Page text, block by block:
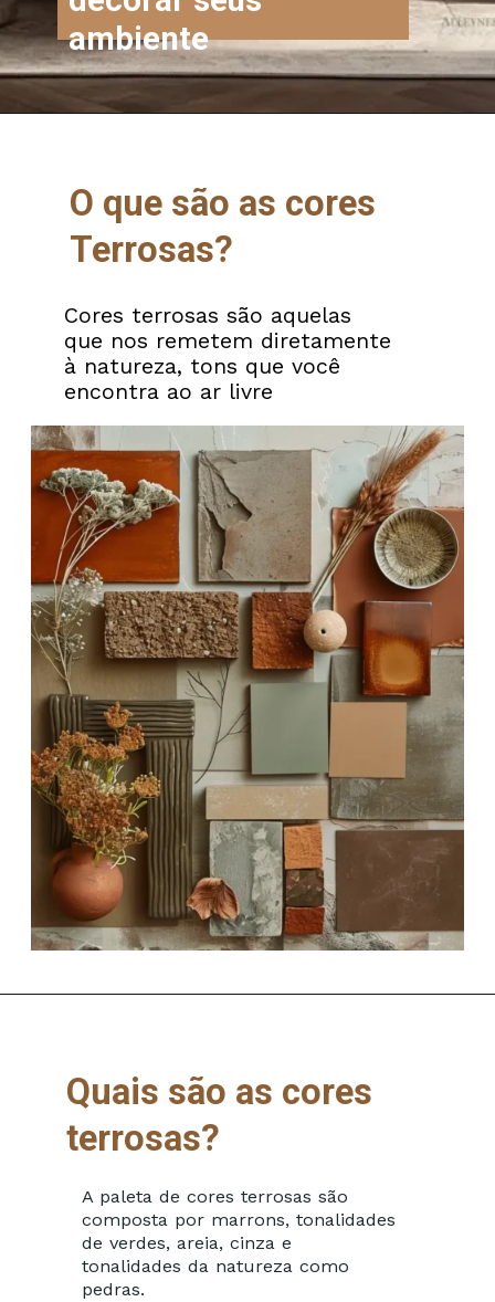
ambiente
O que são as cores
Terrosas?
Cores terrosas são aquelas
que nos remetem diretamente
à natureza, tons que você
encontra ao ar livre
A paleta de cores terrosas são
composta por marrons, tonalidades
de verdes, areia, cinza e
tonalidades da natureza como
pedras.
Quais são as cores
terrosas?